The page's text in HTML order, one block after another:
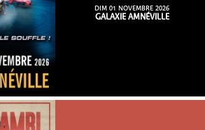
DIM 01 NOVEMBRE 2026
GALAXIE AMNÉVILLE